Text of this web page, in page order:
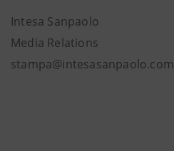
Intesa Sanpaolo
Media Relations
stampa@intesasanpaolo.com